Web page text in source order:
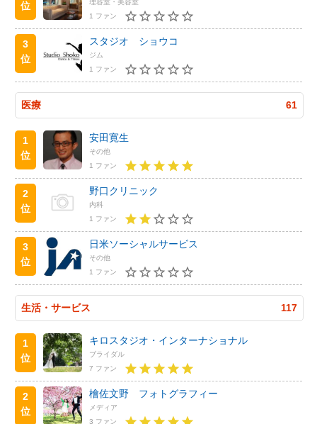
位
1 ファン
3
位
スタジオ ショウコ
ジム
1 ファン
医療 61
1
位
安田寛生
その他
1 ファン
2
位
野口クリニック
内科
1 ファン
3
位
日米ソーシャルサービス
その他
1 ファン
生活・サービス 117
1
位
キロスタジオ・インターナショナル
ブライダル
7 ファン
2
位
檜佐文野 フォトグラフィー
メディア
3 ファン